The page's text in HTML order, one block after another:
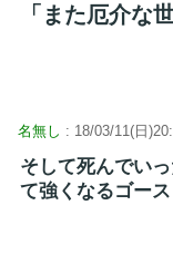
「また厄介な
名無し : 18/03/11(日
そして死んでい
て強くなるゴース